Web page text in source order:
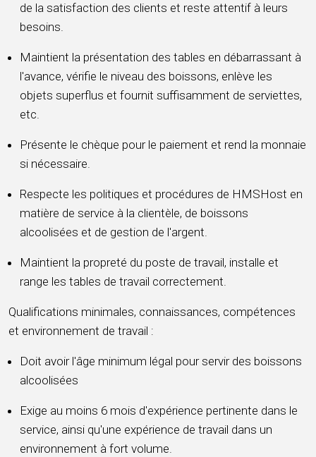
de la satisfaction des clients et reste attentif à leurs
besoins.
Maintient la présentation des tables en débarrassant à
l'avance, vérifie le niveau des boissons, enlève les
objets superflus et fournit suffisamment de serviettes,
etc.
Présente le chèque pour le paiement et rend la monnaie
si nécessaire.
Respecte les politiques et procédures de HMSHost en
matière de service à la clientèle, de boissons
alcoolisées et de gestion de l'argent.
Maintient la propreté du poste de travail, installe et
range les tables de travail correctement.
Qualifications minimales, connaissances, compétences
et environnement de travail :
Doit avoir l'âge minimum légal pour servir des boissons
alcoolisées
Exige au moins 6 mois d'expérience pertinente dans le
service, ainsi qu'une expérience de travail dans un
environnement à fort volume.